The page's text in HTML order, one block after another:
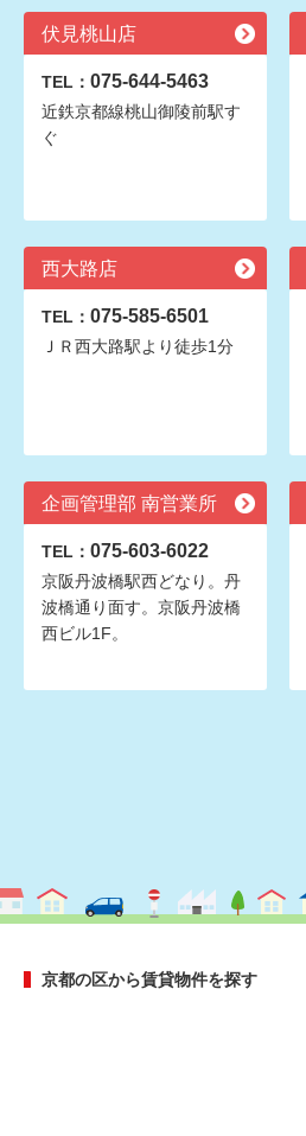
伏見桃山店
TEL： 075-644-5463
近鉄京都線桃山御陵前駅す
ぐ
西大路店
TEL： 075-585-6501
ＪＲ西大路駅より徒歩1分
企画管理部 南営業所
TEL： 075-603-6022
京阪丹波橋駅西どなり。丹
波橋通り面す。京阪丹波橋
西ビル1F。
京都の区から賃貸物件を探す